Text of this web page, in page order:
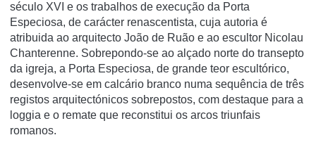
século XVI e os trabalhos de execução da Porta
Especiosa, de carácter renascentista, cuja autoria é
atribuida ao arquitecto João de Ruão e ao escultor Nicolau
Chanterenne. Sobrepondo-se ao alçado norte do transepto
da igreja, a Porta Especiosa, de grande teor escultórico,
desenvolve-se em calcário branco numa sequência de três
registos arquitectónicos sobrepostos, com destaque para a
loggia e o remate que reconstitui os arcos triunfais
romanos.